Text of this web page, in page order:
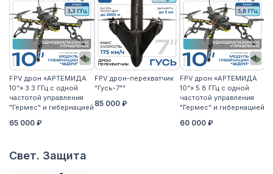
FPV дрон «АРТЕМИДА
10“» 3.3 ГГц с одной
частотой управления
"Гермес" и гибернацией
65 000 ₽
FPV дрон-перехватчик
"Гусь-7""
85 000 ₽
FPV дрон «АРТЕМИДА
10“» 5.8 ГГц с одной
частотой управления
"Гермес" и гибернацией
60 000 ₽
Свет. Защита